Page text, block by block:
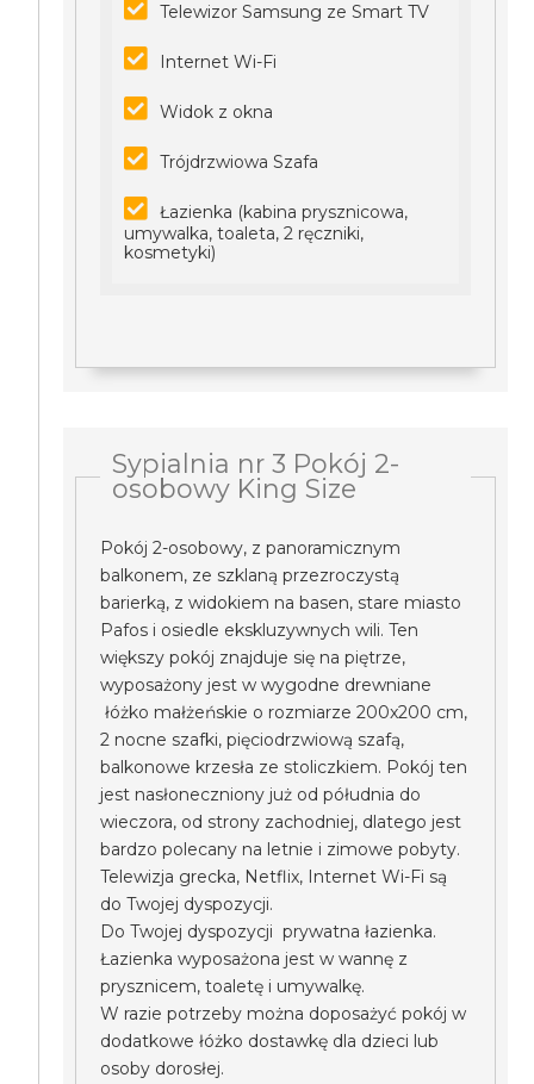
Telewizor Samsung ze Smart TV
Internet Wi-Fi
Widok z okna
Trójdrzwiowa Szafa
Łazienka (kabina prysznicowa,
umywalka, toaleta, 2 ręczniki,
kosmetyki)
Sypialnia nr 3 Pokój 2-
osobowy King Size
Pokój 2-osobowy, z panoramicznym
balkonem, ze szklaną przezroczystą
barierką, z widokiem na basen, stare miasto
Pafos i osiedle ekskluzywnych wili. Ten
większy pokój znajduje się na piętrze,
wyposażony jest w wygodne drewniane
łóżko małżeńskie o rozmiarze 200x200 cm,
2 nocne szafki, pięciodrzwiową szafą,
balkonowe krzesła ze stoliczkiem. Pokój ten
jest nasłoneczniony już od półudnia do
wieczora, od strony zachodniej, dlatego jest
bardzo polecany na letnie i zimowe pobyty.
Telewizja grecka, Netflix, Internet Wi-Fi są
do Twojej dyspozycji.
Do Twojej dyspozycji prywatna łazienka.
Łazienka wyposażona jest w wannę z
prysznicem, toaletę i umywalkę.
W razie potrzeby można doposażyć pokój w
dodatkowe łóżko dostawkę dla dzieci lub
osoby dorosłej.